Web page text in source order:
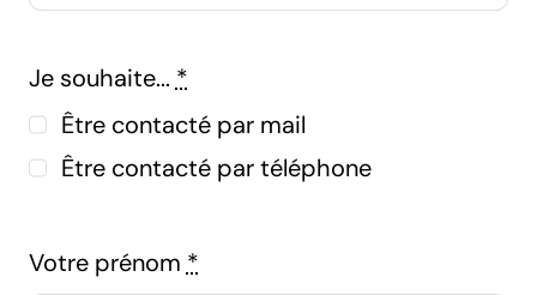
Je souhaite... *
Être contacté par mail
Être contacté par téléphone
Votre prénom *